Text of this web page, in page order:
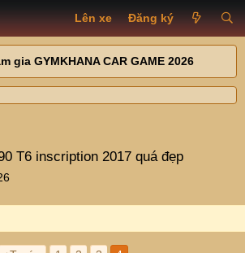
Lên xe Đăng ký
gia GYMKHANA CAR GAME 2026
T6 inscription 2017 quá đẹp